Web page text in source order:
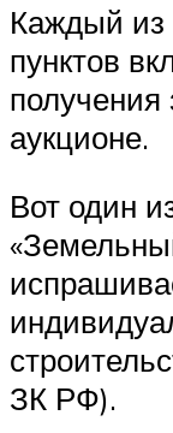
Каждый
пунктов
получения
аукционе.
Вот один
ЗК РФ).